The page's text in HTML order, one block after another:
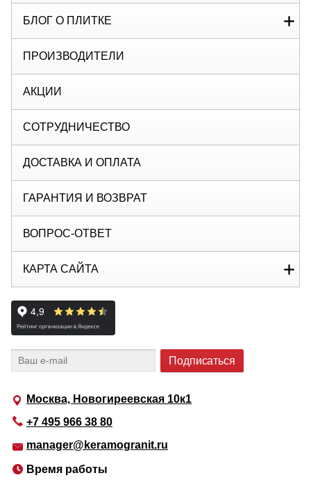
Москва, Новогиреевская 10к1
+7 495 966 38 80
manager@keramogranit.ru
Время работы
БЛОГ О ПЛИТКЕ
ПРОИЗВОДИТЕЛИ
АКЦИИ
СОТРУДНИЧЕСТВО
ДОСТАВКА И ОПЛАТА
ГАРАНТИЯ И ВОЗВРАТ
ВОПРОС-ОТВЕТ
КАРТА САЙТА